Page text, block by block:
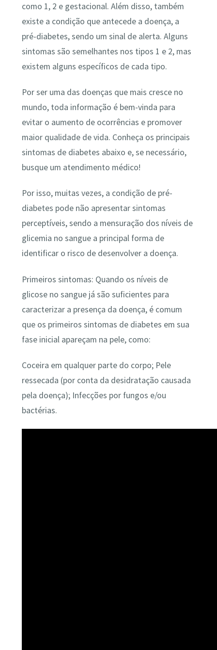
como 1, 2 e gestacional. Além disso, também
existe a condição que antecede a doença, a
pré-diabetes, sendo um sinal de alerta. Alguns
sintomas são semelhantes nos tipos 1 e 2, mas
existem alguns específicos de cada tipo.
Por ser uma das doenças que mais cresce no
mundo, toda informação é bem-vinda para
evitar o aumento de ocorrências e promover
maior qualidade de vida. Conheça os principais
sintomas de diabetes abaixo e, se necessário,
busque um atendimento médico!
Por isso, muitas vezes, a condição de pré-
diabetes pode não apresentar sintomas
perceptíveis, sendo a mensuração dos níveis de
glicemia no sangue a principal forma de
identificar o risco de desenvolver a doença.
Primeiros sintomas: Quando os níveis de
glicose no sangue já são suficientes para
caracterizar a presença da doença, é comum
que os primeiros sintomas de diabetes em sua
fase inicial apareçam na pele, como:
Coceira em qualquer parte do corpo; Pele
ressecada (por conta da desidratação causada
pela doença); Infecções por fungos e/ou
bactérias.